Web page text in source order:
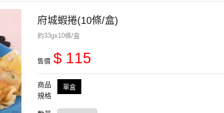
府城蝦捲(10條/盒)
約33gx10條/盒
售價 $ 115
商品
規格
單盒